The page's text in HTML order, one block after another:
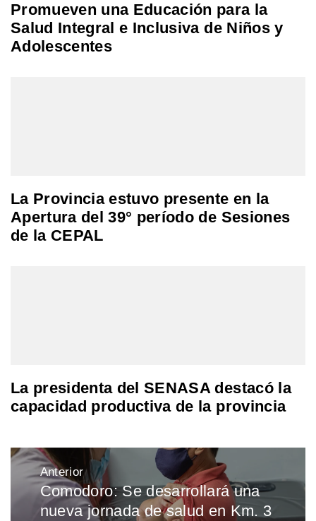
Promueven una Educación para la
Salud Integral e Inclusiva de Niños y
Adolescentes
La Provincia estuvo presente en la
Apertura del 39° período de Sesiones
de la CEPAL
La presidenta del SENASA destacó la
capacidad productiva de la provincia
Navegación
de
entradas
Anterior
Entrada
anterior:
Comodoro: Se desarrollará una
nueva jornada de salud en Km. 3